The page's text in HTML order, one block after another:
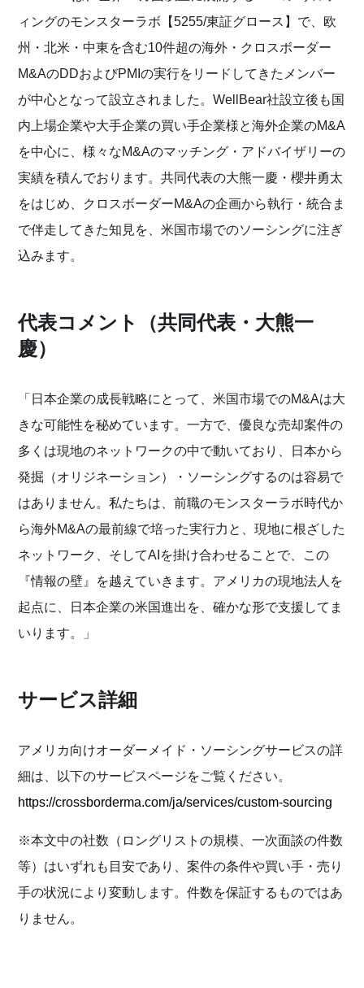
ィングのモンスターラボ【5255/東証グロース】で、欧
州・北米・中東を含む10件超の海外・クロスボーダー
M&AのDDおよびPMIの実行をリードしてきたメンバー
が中心となって設立されました。WellBear社設立後も国
内上場企業や大手企業の買い手企業様と海外企業のM&A
を中心に、様々なM&Aのマッチング・アドバイザリーの
実績を積んでおります。共同代表の大熊一慶・櫻井勇太
をはじめ、クロスボーダーM&Aの企画から執行・統合ま
で伴走してきた知見を、米国市場でのソーシングに注ぎ
込みます。
代表コメント（共同代表・大熊一
慶）
「日本企業の成長戦略にとって、米国市場でのM&Aは大
きな可能性を秘めています。一方で、優良な売却案件の
多くは現地のネットワークの中で動いており、日本から
発掘（オリジネーション）・ソーシングするのは容易で
はありません。私たちは、前職のモンスターラボ時代か
ら海外M&Aの最前線で培った実行力と、現地に根ざした
ネットワーク、そしてAIを掛け合わせることで、この
『情報の壁』を越えていきます。アメリカの現地法人を
起点に、日本企業の米国進出を、確かな形で支援してま
いります。」
サービス詳細
アメリカ向けオーダーメイド・ソーシングサービスの詳
細は、以下のサービスページをご覧ください。
https://crossborderma.com/ja/services/custom-sourcing
※本文中の社数（ロングリストの規模、一次面談の件数
等）はいずれも目安であり、案件の条件や買い手・売り
手の状況により変動します。件数を保証するものではあ
りません。